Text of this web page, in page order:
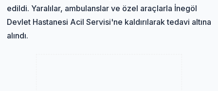
edildi. Yaralılar, ambulanslar ve özel araçlarla İnegöl
Devlet Hastanesi Acil Servisi'ne kaldırılarak tedavi altına
alındı.